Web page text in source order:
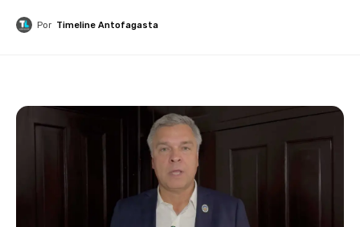
Por Timeline Antofagasta